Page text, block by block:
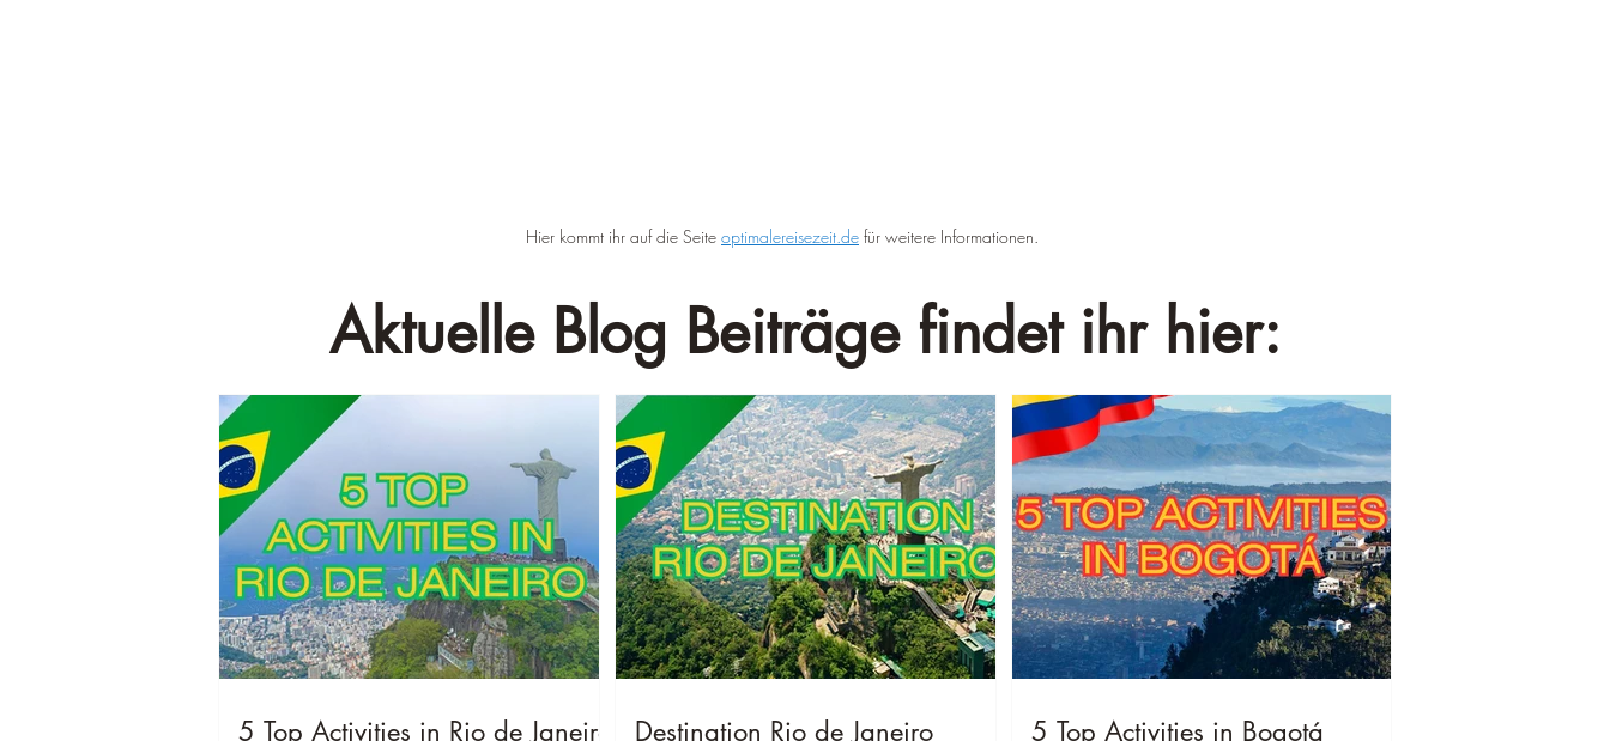
Hier kommt ihr auf die Seite optimalereisezeit.de für weitere Informationen.
Aktuelle Blog Beiträge findet ihr hier:
5 Top Activities in Rio de Janeiro Destination Rio de Janeiro 5 Top Activities in Bogotá